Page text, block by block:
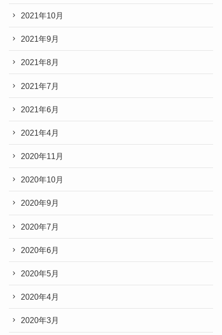
2021年10月
2021年9月
2021年8月
2021年7月
2021年6月
2021年4月
2020年11月
2020年10月
2020年9月
2020年7月
2020年6月
2020年5月
2020年4月
2020年3月